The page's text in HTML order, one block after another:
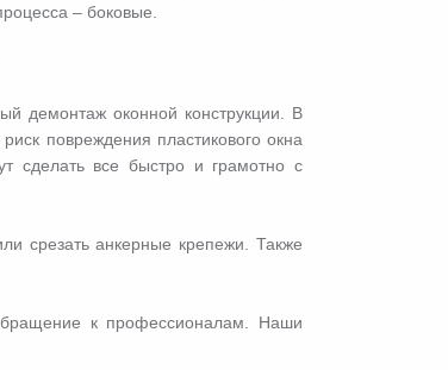
– боковые.
демонтаж оконной конструкции. В
повреждения пластикового окна
сделать все быстро и грамотно с
срезать анкерные крепежи. Также
к профессионалам. Наши